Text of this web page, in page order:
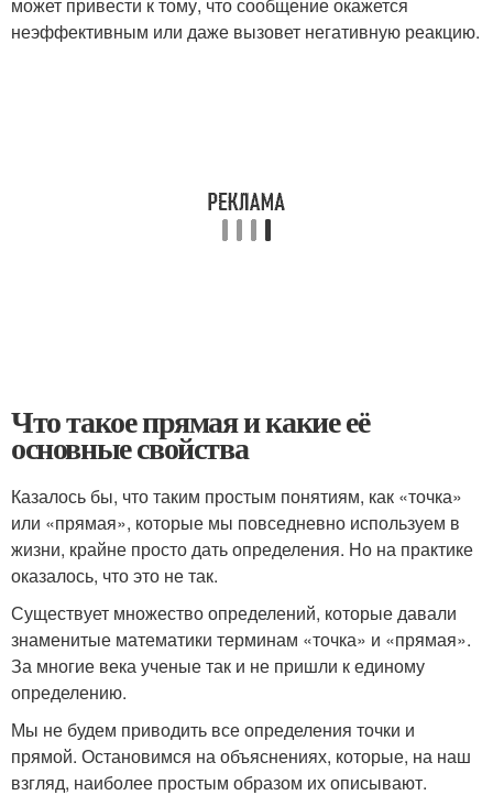
неэффективным или даже вызовет негативную реакцию.
Что такое прямая и какие её
основные свойства
Казалось бы, что таким простым понятиям, как «точка»
или «прямая», которые мы повседневно используем в
жизни, крайне просто дать определения. Но на практике
оказалось, что это не так.
Существует множество определений, которые давали
знаменитые математики терминам «точка» и «прямая».
За многие века ученые так и не пришли к единому
определению.
Мы не будем приводить все определения точки и
прямой. Остановимся на объяснениях, которые, на наш
взгляд, наиболее простым образом их описывают.